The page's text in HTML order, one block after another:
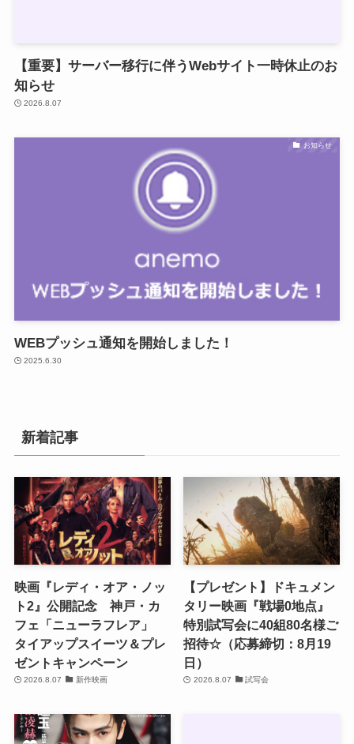
【重要】サーバー移行に伴うWebサイト一時休止のお
知らせ
2026.8.07
お知らせ
WEBプッシュ通知を開始しました！
2025.6.30
新着記事
映画『レディ・オア・ノッ
ト2』公開記念 神戸・カ
フェ「ニューラフレア」
タイアップスイーツ＆プレ
ゼントキャンペーン
2026.8.07 新作映画
【プレゼント】ドキュメン
タリー映画『戦場0地点』
特別試写会に40組80名様ご
招待☆（応募締切：8月19
日）
2026.8.07 試写会